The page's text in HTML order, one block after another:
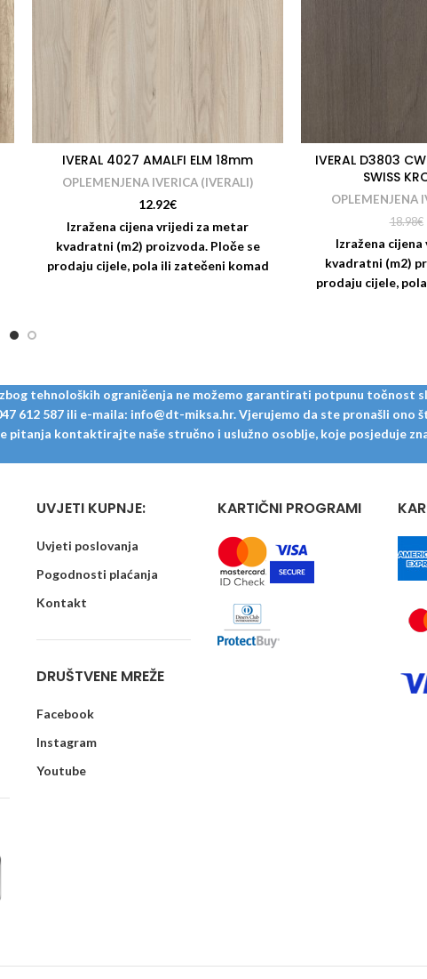
IVERAL 4027 AMALFI ELM 18mm
OPLEMENJENA IVERICA (IVERALI)
12.92€
Izražena cijena vrijedi za metar
kvadratni (m2) proizvoda. Ploče se
prodaju cijele, pola ili zatečeni komad
IVERAL D3803
SWISS
OPLEMENJENA
18.98€
Izražena
kvadratni (m2)
prodaju cijele,
tehnoloških ograničenja ne možemo garantirati potpunu točnost
587 ili e-maila: info@dt-miksa.hr. Vjerujemo da ste pronašli ono
kontaktirajte naše stručno i uslužno osoblje, koje posjeduje
UVJETI KUPNJE:
Uvjeti poslovanja
Pogodnosti plaćanja
Kontakt
DRUŠTVENE MREŽE
Facebook
Instagram
Youtube
KARTIČNI PROGRAMI